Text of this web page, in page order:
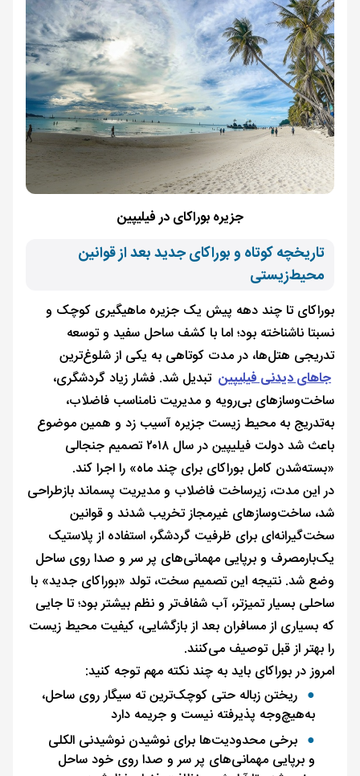
جزیره بوراکای در فیلیپین
تاریخچه کوتاه و بوراکای جدید بعد از قوانین
محیط‌زیستی
بوراکای تا چند دهه پیش یک جزیره ماهیگیری کوچک و
نسبتا ناشناخته بود؛ اما با کشف ساحل سفید و توسعه
تدریجی هتل‌ها، در مدت کوتاهی به یکی از شلوغ‌ترین
جاهای دیدنی فیلیپین تبدیل شد. فشار زیاد گردشگری،
ساخت‌وسازهای بی‌رویه و مدیریت نامناسب فاضلاب،
به‌تدریج به محیط زیست جزیره آسیب زد و همین موضوع
باعث شد دولت فیلیپین در سال ۲۰۱۸ تصمیم جنجالی
«بسته‌شدن کامل بوراکای برای چند ماه» را اجرا کند.
در این مدت، زیرساخت فاضلاب و مدیریت پسماند بازطراحی
شد، ساخت‌وسازهای غیرمجاز تخریب شدند و قوانین
سخت‌گیرانه‌ای برای ظرفیت گردشگر، استفاده از پلاستیک
یک‌بارمصرف و برپایی مهمانی‌های پر سر و صدا روی ساحل
وضع شد. نتیجه این تصمیم سخت، تولد «بوراکای جدید» با
ساحلی بسیار تمیزتر، آب شفاف‌تر و نظم بیشتر بود؛ تا جایی
که بسیاری از مسافران بعد از بازگشایی، کیفیت محیط زیست
را بهتر از قبل توصیف می‌کنند.
امروز در بوراکای باید به چند نکته مهم توجه کنید:
ریختن زباله حتی کوچک‌ترین ته سیگار روی ساحل،
به‌هیچ‌وجه پذیرفته نیست و جریمه دارد
برخی محدودیت‌ها برای نوشیدن نوشیدنی الکلی
و برپایی مهمانی‌های پر سر و صدا روی خود ساحل